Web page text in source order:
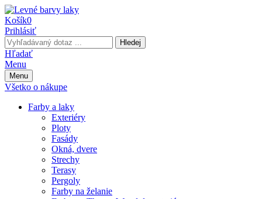
Košík0
Prihlásiť
Hledej
Hľadať
Menu
Menu
Všetko o nákupe
Farby a laky
Exteriéry
Ploty
Fasády
Okná, dvere
Strechy
Terasy
Pergoly
Farby na želanie